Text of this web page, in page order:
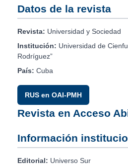
Datos de la revista
Revista: Universidad y Sociedad
Institución: Universidad de
Rodríguez”
País: Cuba
RUS en OAI-PMH
Revista en Acceso
Información
Editorial: Universo Sur